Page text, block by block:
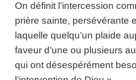
On définit l’intercession
prière sainte, persévérante
laquelle quelqu’un plaide
faveur d’une ou plusieurs
qui ont désespérément